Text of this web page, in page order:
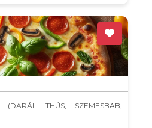
(DARÁL THÚS, SZEMESBAB,